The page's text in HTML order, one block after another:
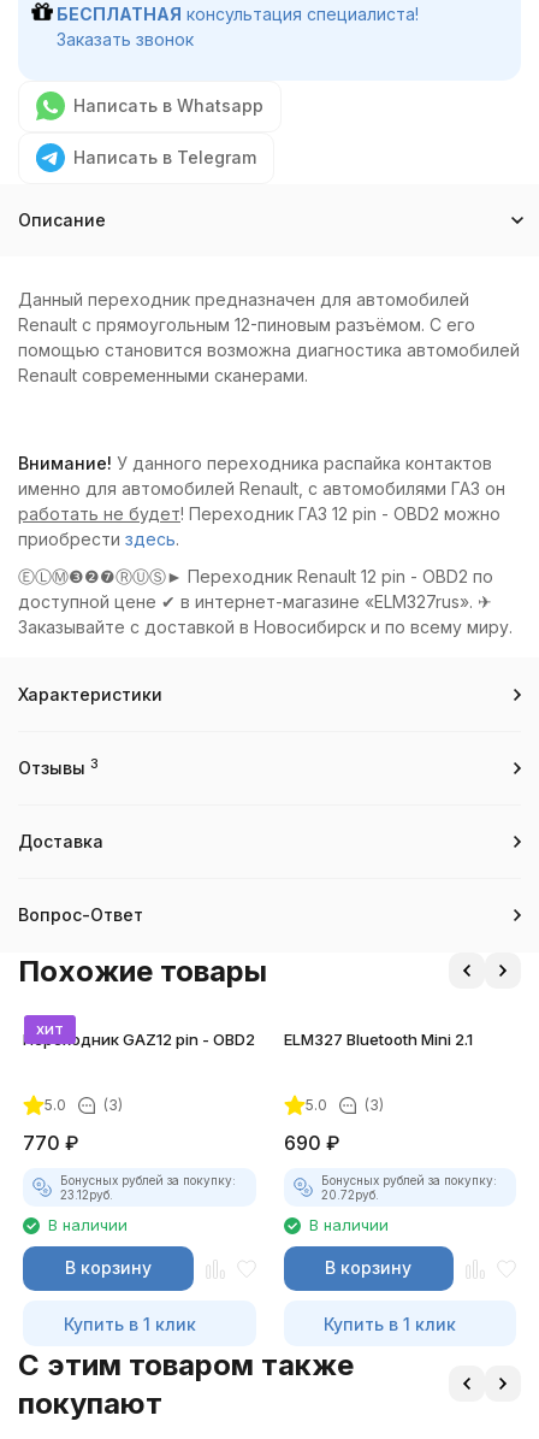
БЕСПЛАТНАЯ консультация специалиста!
Заказать звонок
Написать в Whatsapp
Написать в Telegram
Описание
Данный переходник предназначен для автомобилей
Renault с прямоугольным 12-пиновым разъёмом. С его
помощью становится возможна диагностика автомобилей
Renault современными сканерами.
Внимание! У данного переходника распайка контактов
именно для автомобилей Renault, с автомобилями ГАЗ он
работать не будет! Переходник ГАЗ 12 pin - OBD2 можно
приобрести здесь.
ⒺⓁⓂ❸❷❼ⓇⓊⓈ► Переходник Renault 12 pin - OBD2 по
доступной цене ✔ в интернет-магазине «ELM327rus». ✈
Заказывайте с доставкой в Новосибирск и по всему миру.
Характеристики
Отзывы 3
Доставка
Вопрос-Ответ
Похожие товары
хит
Переходник GAZ12 pin - OBD2
5.0 (3)
770 ₽
Бонусных рублей за покупку:
23.12руб.
В наличии
В корзину
Купить в 1 клик
ELM327 Bluetooth Mini 2.1
5.0 (3)
690 ₽
Бонусных рублей за покупку:
20.72руб.
В наличии
В корзину
Купить в 1 клик
C этим товаром также
покупают